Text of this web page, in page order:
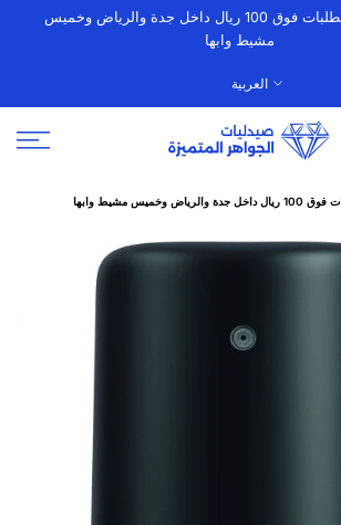
الانتقالتوصيل مجاني للطلبات فوق 100 ريال داخل جدة والرياض وخميس
مشيط وابها
العربية
وخميس مشيط وابها